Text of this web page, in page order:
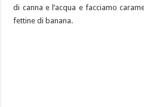
di canna e l’acqua e facciamo
fettine di banana.